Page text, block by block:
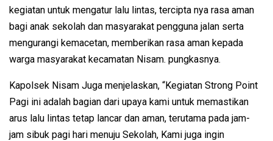
kegiatan untuk mengatur lalu lintas, tercipta nya rasa aman
bagi anak sekolah dan masyarakat pengguna jalan serta
mengurangi kemacetan, memberikan rasa aman kepada
warga masyarakat kecamatan Nisam. pungkasnya.
Kapolsek Nisam Juga menjelaskan, “Kegiatan Strong Point
Pagi ini adalah bagian dari upaya kami untuk memastikan
arus lalu lintas tetap lancar dan aman, terutama pada jam-
jam sibuk pagi hari menuju Sekolah, Kami juga ingin